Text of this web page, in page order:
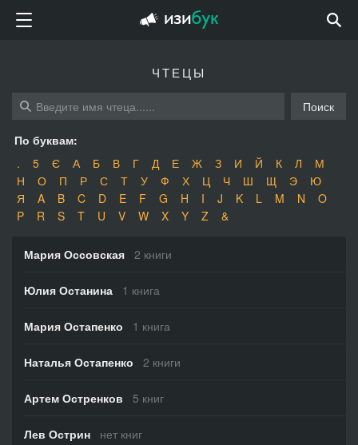
ЧТЕЦЫ
Поиск
По буквам:
.
5 Є А Б В Г Д Е Ж З И Й К Л
М
Н
О П Р С Т У Ф Х Ц Ч Ш Щ Э
Ю
Я
A B C D E F G H I J K L M N
O
P
R S T U V W X Y Z &
Мария Оссовская 2 книги
Юлия Останина 1 книга
Мария Остапенко 1 книга
Наталья Остапенко 2 книги
Артем Остренков 5 книг
Лев Острин нет книг